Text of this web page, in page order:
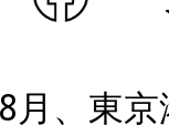
月、東